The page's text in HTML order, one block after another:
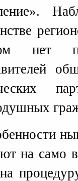
нет
на само